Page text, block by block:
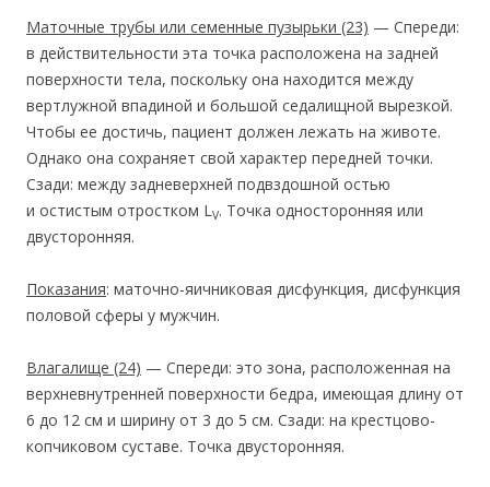
Маточные трубы или семенные пузырьки (23) — Спереди:
в действительности эта точка расположена на задней
поверхности тела, поскольку она находится между
вертлужной впадиной и большой седалищной вырезкой.
Чтобы ее достичь, пациент должен лежать на животе.
Однако она сохраняет свой характер передней точки.
Сзади: между задневерхней подвздошной остью
и остистым отростком LV. Точка односторонняя или
двусторонняя.
Показания: маточно-яичниковая дисфункция, дисфункция
половой сферы у мужчин.
Влагалище (24) — Спереди: это зона, расположенная на
верхневнутренней поверхности бедра, имеющая длину от
6 до 12 см и ширину от 3 до 5 см. Сзади: на крестцово-
копчиковом суставе. Точка двусторонняя.